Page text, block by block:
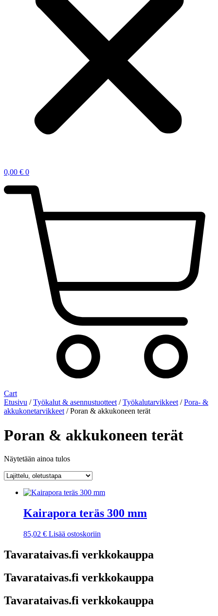
0,00 € 0
Cart
Etusivu /Työkalut & asennustuotteet /Työkalutarvikkeet /Pora- &
akkukonetarvikkeet / Poran & akkukoneen terät
Poran & akkukoneen terät
Näytetään ainoa tulos
Kairapora teräs 300 mm
85,02 € Lisää ostoskoriin
Tavarataivas.fi verkkokauppa
Tavarataivas.fi verkkokauppa
Tavarataivas.fi verkkokauppa